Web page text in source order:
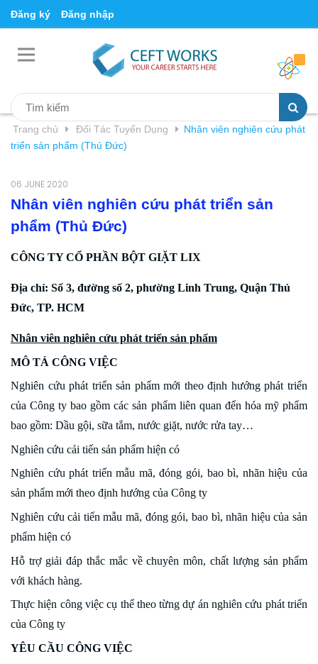
Đăng ký Đăng nhập
Trang chủ Đối Tác Tuyển Dụng
Nhân viên nghiên cứu phát
triển sản phẩm (Thủ Đức)
06 JUNE 2020
Nhân viên nghiên cứu phát triển sản
phẩm (Thủ Đức)
CÔNG TY CỔ PHẦN BỘT GIẶT LIX
Địa chỉ: Số 3, đường số 2, phường Linh Trung, Quận Thủ
Đức, TP. HCM
Nhân viên nghiên cứu phát triển sản phẩm
MÔ TẢ CÔNG VIỆC
Nghiên cứu phát triển sản phẩm mới theo định hướng phát triển
của Công ty bao gồm các sản phẩm liên quan đến hóa mỹ phẩm
bao gồm: Dầu gội, sữa tắm, nước giặt, nước rửa tay…
Nghiên cứu cải tiến sản phẩm hiện có
Nghiên cứu phát triển mẫu mã, đóng gói, bao bì, nhãn hiệu của
sản phẩm mới theo định hướng của Công ty
Nghiên cứu cải tiến mẫu mã, đóng gói, bao bì, nhãn hiệu của sản
phẩm hiện có
Hỗ trợ giải đáp thắc mắc về chuyên môn, chất lượng sản phẩm
với khách hàng.
Thực hiện công việc cụ thể theo từng dự án nghiên cứu phát triển
của Công ty
YÊU CẦU CÔNG VIỆC